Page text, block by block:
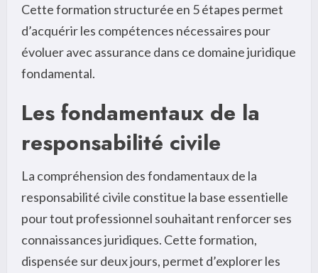
Cette formation structurée en 5 étapes permet
d’acquérir les compétences nécessaires pour
évoluer avec assurance dans ce domaine juridique
fondamental.
Les fondamentaux de la
responsabilité civile
La compréhension des fondamentaux de la
responsabilité civile constitue la base essentielle
pour tout professionnel souhaitant renforcer ses
connaissances juridiques. Cette formation,
dispensée sur deux jours, permet d’explorer les